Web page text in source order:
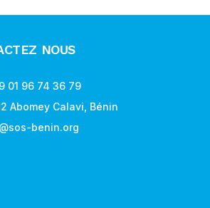
NOUS
01 96 74 36 79
Abomey Calavi, Bénin
benin.org